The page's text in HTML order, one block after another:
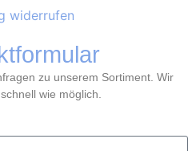
widerrufen
zu unserem Sortiment. Wir
wie möglich.